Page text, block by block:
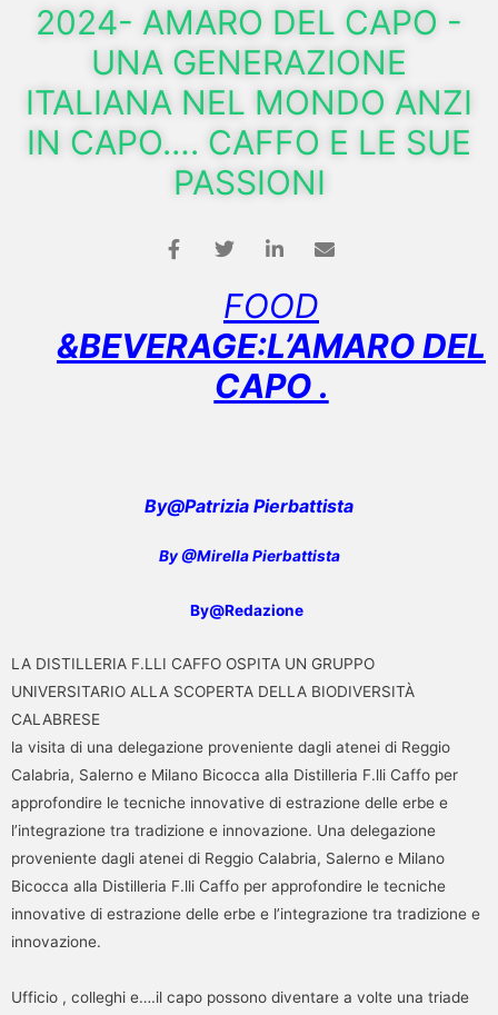
2024- AMARO DEL CAPO -
UNA GENERAZIONE
ITALIANA NEL MONDO ANZI
IN CAPO…. CAFFO E LE SUE
PASSIONI
FOOD
&BEVERAGE:L’AMARO DEL
CAPO .
By@Patrizia Pierbattista
By @Mirella Pierbattista
By@Redazione
LA DISTILLERIA F.LLI CAFFO OSPITA UN GRUPPO
UNIVERSITARIO ALLA SCOPERTA DELLA BIODIVERSITÀ
CALABRESE
la visita di una delegazione proveniente dagli atenei di Reggio
Calabria, Salerno e Milano Bicocca alla Distilleria F.lli Caffo per
approfondire le tecniche innovative di estrazione delle erbe e
l’integrazione tra tradizione e innovazione. Una delegazione
proveniente dagli atenei di Reggio Calabria, Salerno e Milano
Bicocca alla Distilleria F.lli Caffo per approfondire le tecniche
innovative di estrazione delle erbe e l’integrazione tra tradizione e
innovazione.
Ufficio , colleghi e….il capo possono diventare a volte una triade